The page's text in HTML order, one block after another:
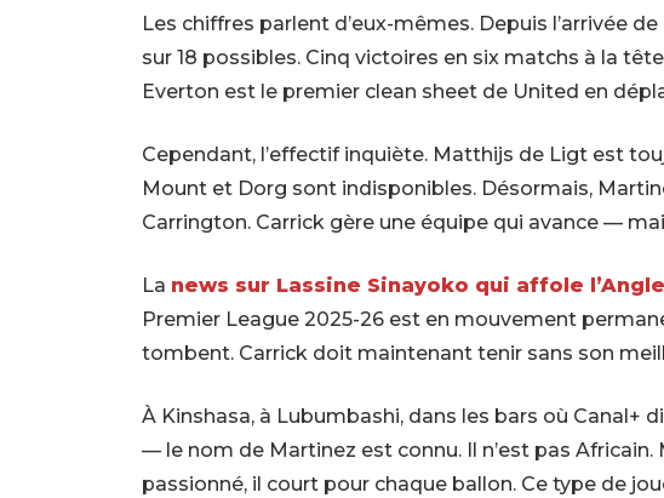
Les chiffres parlent d’eux-mêmes. Depuis l’arrivée
sur 18 possibles. Cinq victoires en six matchs à la
Everton est le premier clean sheet de United en
Cependant, l’effectif inquiète. Matthijs de Ligt est
Mount et Dorg sont indisponibles. Désormais,
Carrington. Carrick gère une équipe qui avance —
La news sur Lassine Sinayoko qui affole
Premier League 2025-26 est en mouvement
tombent. Carrick doit maintenant tenir sans son
À Kinshasa, à Lubumbashi, dans les bars où Canal+
— le nom de Martinez est connu. Il n’est pas
passionné, il court pour chaque ballon. Ce type de